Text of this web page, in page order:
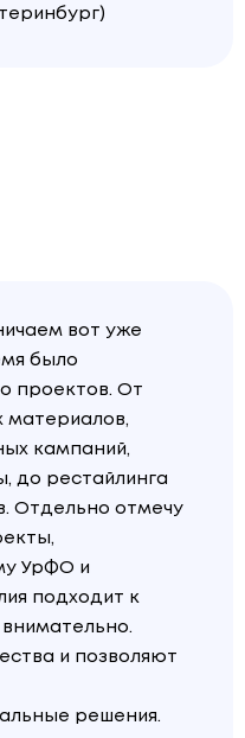
вот уже
было
проектов. От
материалов,
кампаний,
до рестайлинга
Отдельно отмечу
УрФО и
подходит к
и позволяют
решения.